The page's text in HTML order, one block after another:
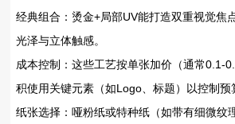
经典组合‌：烫金+局部UV能打造双重视觉焦
光泽与立体触感。
成本控制‌：这些工艺按单张加价（通常0.1-
积使用关键元素（如Logo、标题）以控制预
纸张选择‌：哑粉纸或特种纸（如带有细微纹